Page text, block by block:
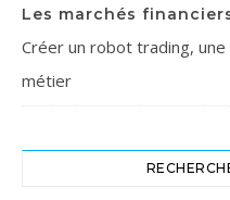
Les marchés
Créer un robot trading,
métier